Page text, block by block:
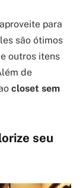
para
são ótimos
outros itens
de
closet sem
seu